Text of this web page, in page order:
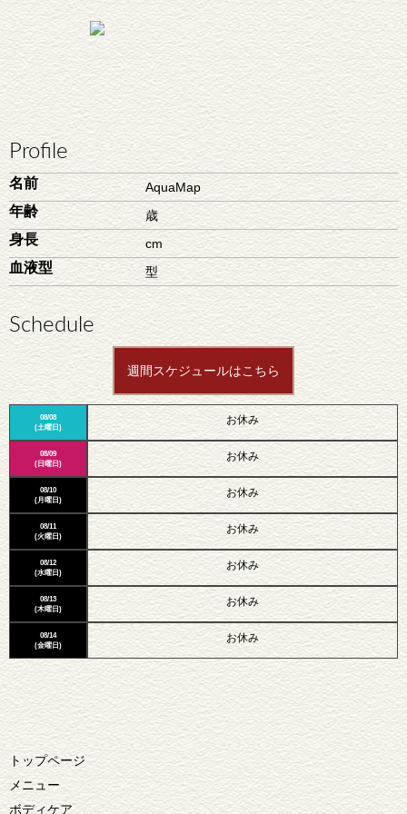
Profile
名前 AquaMap
年齢 歳
身長 cm
血液型 型
Schedule
週間スケジュールはこちら
08/08
(土曜日)
08/09
(日曜日)
08/10
(月曜日)
08/11
(火曜日)
08/12
(水曜日)
08/13
(木曜日)
08/14
(金曜日)
お休み
お休み
お休み
お休み
お休み
お休み
お休み
トップページ
メニュー
ボディケア